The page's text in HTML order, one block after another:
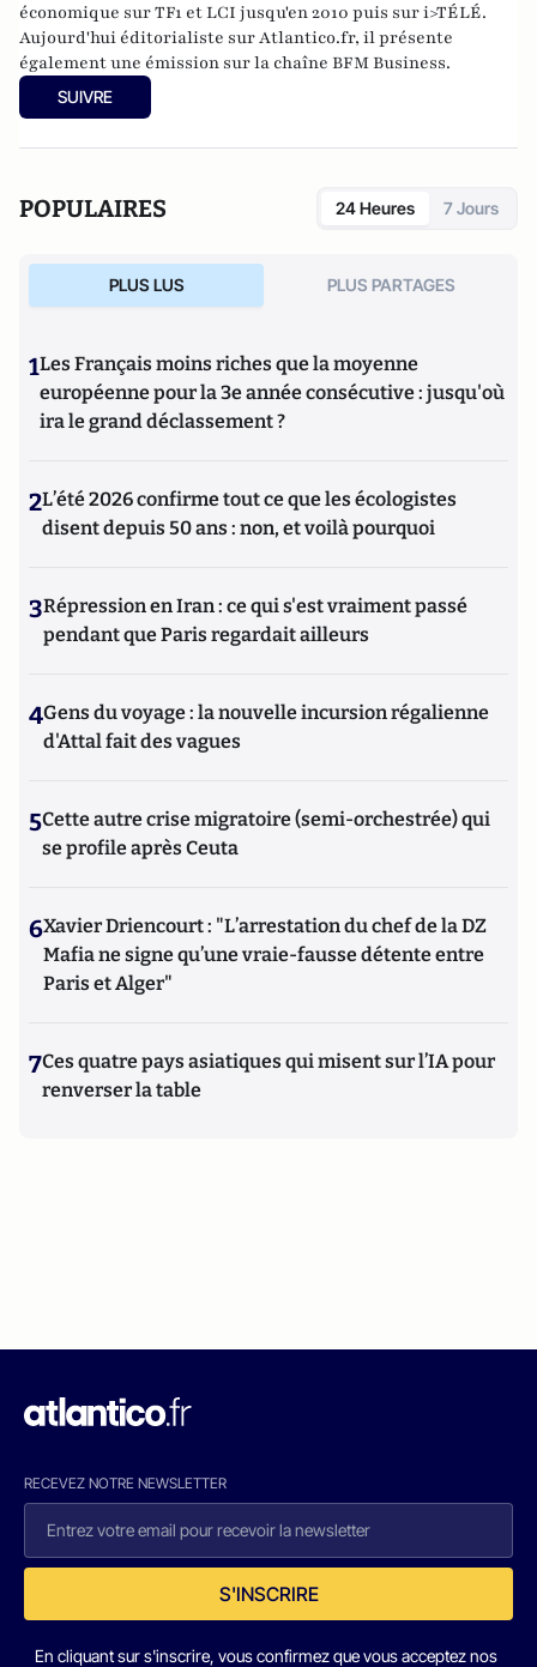
économique sur TF1 et LCI jusqu'en 2010 puis sur i>TÉLÉ.
Aujourd'hui éditorialiste sur Atlantico.fr, il présente
également une émission sur la chaîne BFM Business.
SUIVRE
POPULAIRES 24 Heures 7 Jours
PLUS LUS PLUS PARTAGES
1Les Français moins riches que la moyenne
européenne pour la 3e année consécutive : jusqu'où
ira le grand déclassement ?
2L’été 2026 confirme tout ce que les écologistes
disent depuis 50 ans : non, et voilà pourquoi
3Répression en Iran : ce qui s'est vraiment passé
pendant que Paris regardait ailleurs
4Gens du voyage : la nouvelle incursion régalienne
d'Attal fait des vagues
5Cette autre crise migratoire (semi-orchestrée) qui
se profile après Ceuta
6Xavier Driencourt : "L’arrestation du chef de la DZ
Mafia ne signe qu’une vraie-fausse détente entre
Paris et Alger"
7Ces quatre pays asiatiques qui misent sur l’IA pour
renverser la table
RECEVEZ NOTRE NEWSLETTER
S'INSCRIRE
En cliquant sur s'inscrire, vous confirmez que vous acceptez nos